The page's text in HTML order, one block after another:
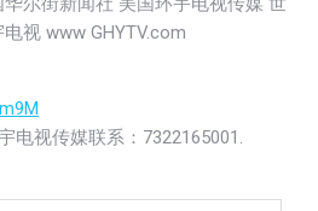
视 www GHYTV.com
电视传媒联系：7322165001.